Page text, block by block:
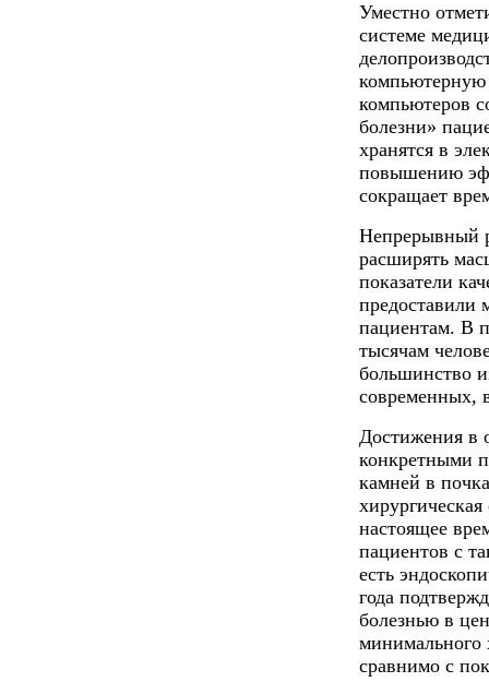
Уместно
системе
компьютерную
компьютеров
болезни»
хранятся в
повышению
сокращает
Непрерывный
расширять
показатели
пациентам. В
тысячам
большинство
современных,
Достижения в
конкретными
камней в
настоящее
пациентов с
есть
года
болезнью в
минимального
сравнимо с